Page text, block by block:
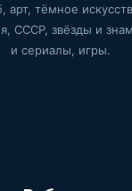
арт, тёмное
СССР, звёзды и
и сериалы, игры.